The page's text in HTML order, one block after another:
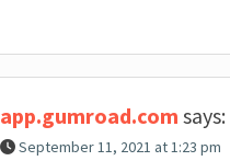
app.gumroad.com says:
September 11, 2021 at 1:23 pm